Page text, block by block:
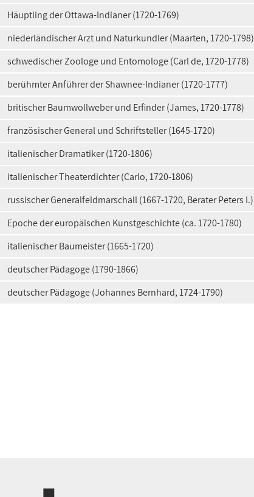
Häuptling der Ottawa-Indianer (1720-1769)
niederländischer Arzt und Naturkundler (Maarten, 1720-1798)
schwedischer Zoologe und Entomologe (Carl de, 1720-1778)
berühmter Anführer der Shawnee-Indianer (1720-1777)
britischer Baumwollweber und Erfinder (James, 1720-1778)
französischer General und Schriftsteller (1645-1720)
italienischer Dramatiker (1720-1806)
italienischer Theaterdichter (Carlo, 1720-1806)
russischer Generalfeldmarschall (1667-1720, Berater Peters I.)
Epoche der europäischen Kunstgeschichte (ca. 1720-1780)
italienischer Baumeister (1665-1720)
deutscher Pädagoge (1790-1866)
deutscher Pädagoge (Johannes Bernhard, 1724-1790)